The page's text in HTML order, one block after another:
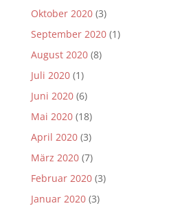
Oktober 2020(3)
September 2020(1)
August 2020(8)
Juli 2020(1)
Juni 2020(6)
Mai 2020(18)
April 2020(3)
März 2020(7)
Februar 2020(3)
Januar 2020(3)